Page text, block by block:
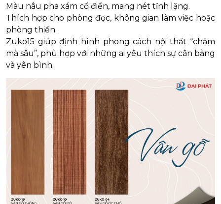
Màu nâu pha xám cổ điển, mang nét tĩnh lặng.
Thích hợp cho phòng đọc, không gian làm việc hoặc
phòng thiền.
Zuko15 giúp định hình phong cách nội thất “chậm
mà sâu”, phù hợp với những ai yêu thích sự cân bằng
và yên bình.